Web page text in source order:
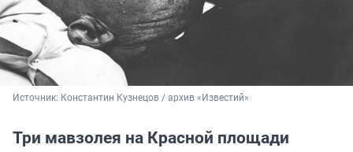
Источник: Константин Кузнецов / архив «Известий»
Три мавзолея на Красной площади